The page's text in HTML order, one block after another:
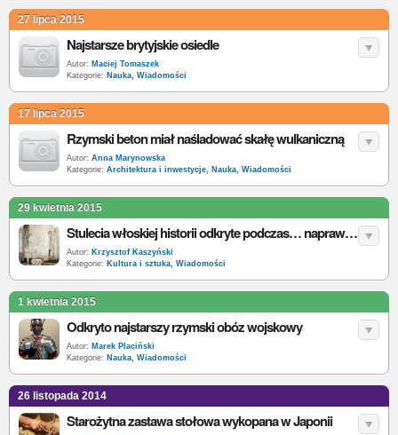
27 lipca 2015
Najstarsze brytyjskie osiedle
Autor: Maciej Tomaszek
Kategorie: Nauka, Wiadomości
17 lipca 2015
Rzymski beton miał naśladować skałę wulkaniczną
Autor: Anna Marynowska
Kategorie: Architektura i inwestycje, Nauka, Wiadomości
29 kwietnia 2015
Stulecia włoskiej historii odkryte podczas… naprawy toalety
Autor: Krzysztof Kaszyński
Kategorie: Kultura i sztuka, Wiadomości
1 kwietnia 2015
Odkryto najstarszy rzymski obóz wojskowy
Autor: Marek Placiński
Kategorie: Nauka, Wiadomości
26 listopada 2014
Starożytna zastawa stołowa wykopana w Japonii